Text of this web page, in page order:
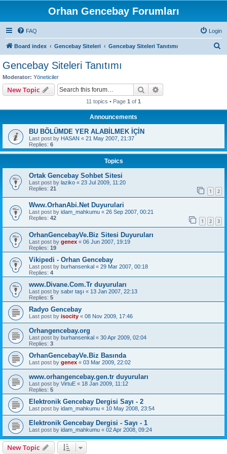
Orhan Gencebay Forumları
FAQ Login
Board index Gencebay Siteleri Gencebay Siteleri Tanıtımı
Gencebay Siteleri Tanıtımı
Moderator: Yöneticiler
New Topic Search
11 topics • Page 1 of 1
Announcements
BU BÖLÜMDE YER ALABİLMEK İÇİN
Last post by HASAN « 21 May 2007, 21:37
Replies: 6
Topics
Ortak Gencebay Sohbet Sitesi
Last post by laziko « 23 Jul 2009, 11:20
Replies: 21 1 2
Www.OrhanAbi.Net Duyurulari
Last post by idam_mahkumu « 26 Sep 2007, 00:21
Replies: 42 1 2 3
OrhanGencebayVe.Biz Sitesi Duyuruları
Last post by genex « 06 Jun 2007, 19:19
Replies: 19
Vikipedi - Orhan Gencebay
Last post by burhansenkal « 29 Mar 2007, 00:18
Replies: 4
www.Divane.Com.Tr duyuruları
Last post by sabır taşı « 13 Jan 2007, 22:13
Replies: 5
Radyo Gencebay
Last post by isocity « 08 Nov 2009, 17:46
Orhangencebay.org
Last post by burhansenkal « 30 Apr 2009, 02:04
Replies: 3
OrhanGencebayVe.Biz Basında
Last post by genex « 03 Mar 2009, 22:02
www.orhangencebay.gen.tr duyuruları
Last post by VirtuE « 18 Jan 2009, 11:12
Replies: 5
Elektronik Gencebay Dergisi Sayı - 2
Last post by idam_mahkumu « 10 May 2008, 23:54
Elektronik Gencebay Dergisi - Sayı - 1
Last post by idam_mahkumu « 02 Apr 2008, 09:24
New Topic